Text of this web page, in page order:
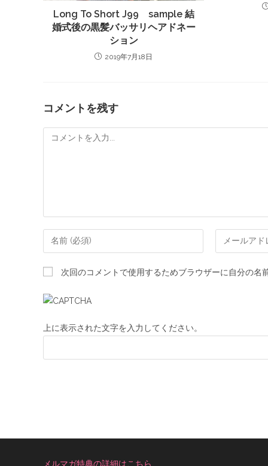
Long To Short J99 sample 結
婚式後の黒髪バッサリヘアドネー
ション
2019年7月18日
コメントを残す
次回のコメントで使用するためブラウザーに自分の名
上に表示された文字を入力してください。
メルマガ特典の詳細はこちら